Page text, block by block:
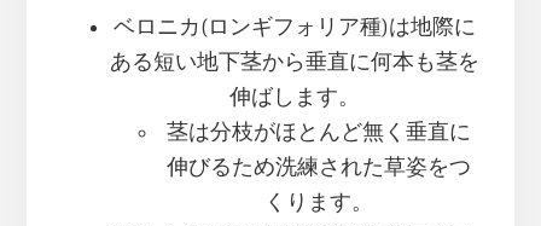
ベロニカ(ロンギフォリア種)は地際に
ある短い地下茎から垂直に何本も茎を
伸ばします。
茎は分枝がほとんど無く垂直に
伸びるため洗練された草姿をつ
くります。